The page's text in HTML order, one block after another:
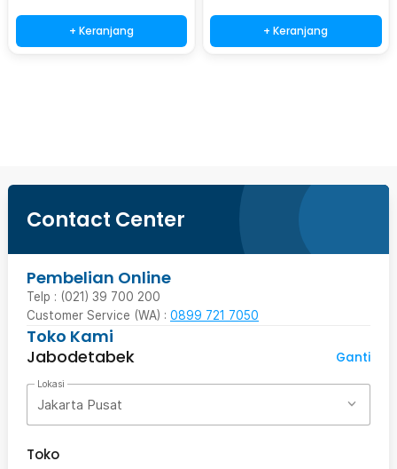
+ Keranjang + Keranjang
Contact Center
Pembelian Online
Telp : (021) 39 700 200
Customer Service (WA) : 0899 721 7050
Toko Kami
Jabodetabek
Ganti
Lokasi
Jakarta Pusat
Toko